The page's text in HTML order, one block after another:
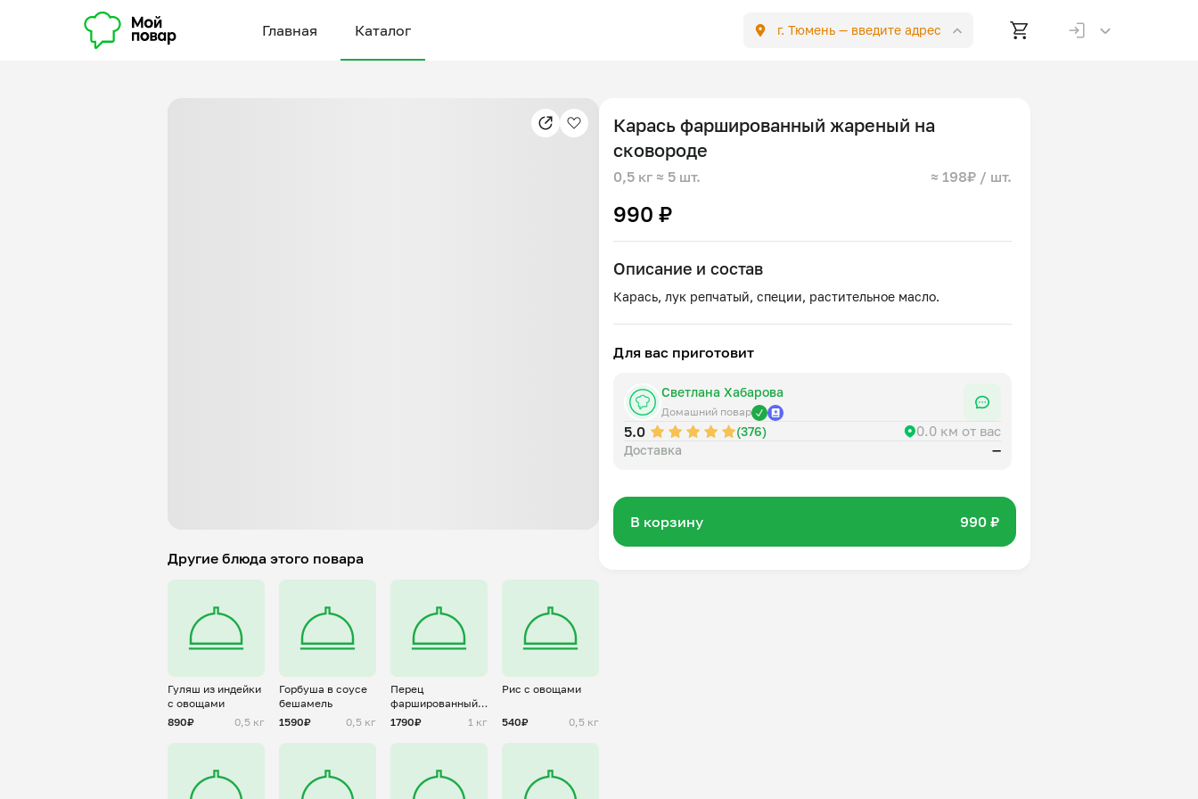
Главная Каталог г. Тюмень — введите адрес
Другие блюда этого повара
Гуляш из индейки
с овощами
890₽
0,5 кг
Горбуша в соусе
бешамель
1590₽
0,5 кг
Перец
фаршированный в
тесте
1790₽ 1 кг
Рис с овощами
540₽ 0,5 кг
Карась фаршированный жареный на
сковороде
0,5 кг ≈ 5 шт. ≈ 198₽ / шт.
990 ₽
Описание и состав
Для вас приготовит
Светлана Хабарова
Домашний повар
5.0 (376) 0.0 км от вас
Доставка —
В корзину 990 ₽